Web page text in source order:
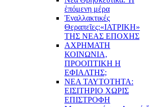
ἑπόμενη μέρα
Ἐναλλακτικές
Θεραπεῖες:«ΙΑΤΡΙΚΗ»
ΤΗΣ ΝΕΑΣ ΕΠΟΧΗΣ
ΑΧΡΗΜΑΤΗ
ΚΟΙΝΩΝΙΑ,
ΠΡΟΟΠΤΙΚΗ Η
ΕΦΙΑΛΤΗΣ;
ΝΕΑ ΤΑΥΤΟΤΗΤΑ:
ΕΙΣΙΤΗΡΙΟ ΧΩΡΙΣ
ΕΠΙΣΤΡΟΦΗ